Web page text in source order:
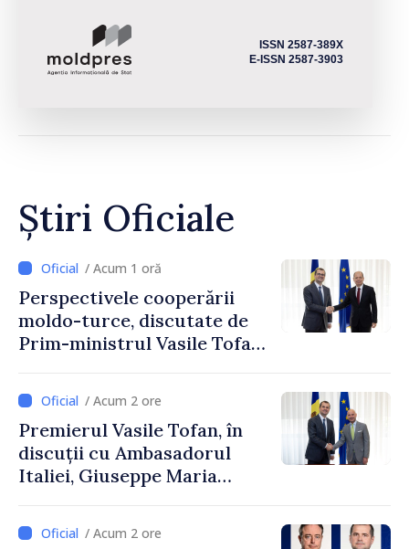
ISSN 2587-389X
E-ISSN 2587-3903
Știri Oficiale
/ Acum 1 oră
Perspectivele cooperării
moldo-turce, discutate de
Prim-ministrul Vasile Tofan
Uygar Mustafa Sertel
/ Acum 2 ore
Premierul Vasile Tofan, în
discuții cu Ambasadorul
Italiei, Giuseppe Maria
/ Acum 2 ore